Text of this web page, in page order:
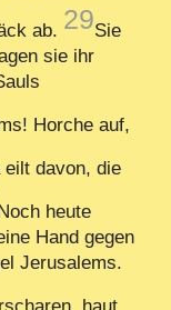
ab. 29Sie
sie ihr
Horche auf,
eilt davon, die
heute
Hand gegen
Jerusalems.
haut